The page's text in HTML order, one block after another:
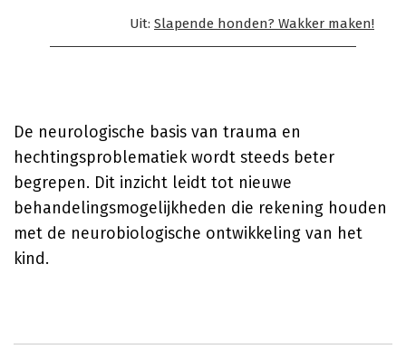
Uit: Slapende honden? Wakker maken!
De neurologische basis van trauma en
hechtingsproblematiek wordt steeds beter
begrepen. Dit inzicht leidt tot nieuwe
behandelingsmogelijkheden die rekening houden
met de neurobiologische ontwikkeling van het
kind.